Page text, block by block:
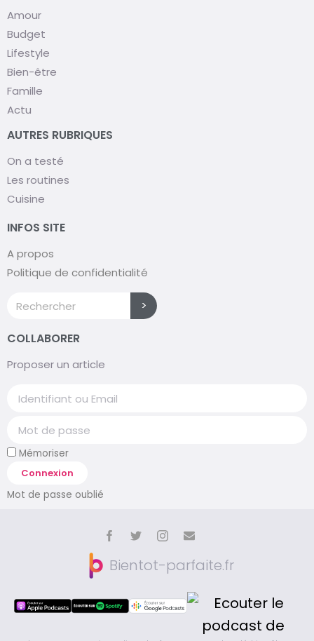
Amour
Budget
Lifestyle
Bien-être
Famille
Actu
AUTRES RUBRIQUES
On a testé
Les routines
Cuisine
INFOS SITE
A propos
Politique de confidentialité
>
COLLABORER
Proposer un article
Mémoriser
Connexion
Mot de passe oublié
Bientot-parfaite.fr